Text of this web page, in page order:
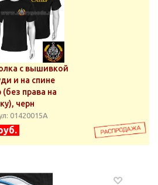
с вышивкой
и на спине
(без права на
черн
01420015А